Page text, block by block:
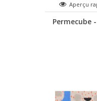
Aperçu
Permecube